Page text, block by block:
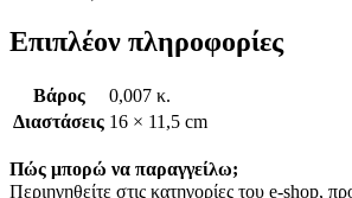
Επιπλέον πληροφορίες
Βάρος
0,007 κ.
Διαστάσεις 16 × 11,5 cm
Πώς μπορώ να παραγγείλω;
Περιηγηθείτε στις κατηγορίες του e-shop,